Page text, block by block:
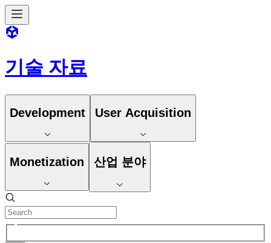
기술 자료
Development User Acquisition
Monetization 산업 분야